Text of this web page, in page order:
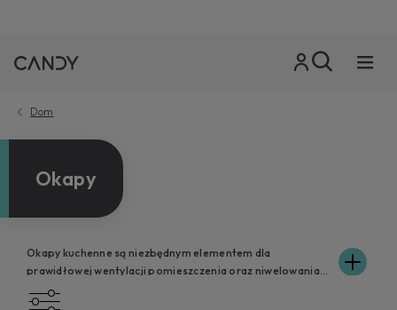
Dom
Okapy
Okapy kuchenne są niezbędnym elementem dla
prawidłowej wentylacji pomieszczenia oraz niwelowania
zapachów powstających podczas przygotowywania
posiłków. Candy oferuje wiele funkcjonalnych i wydajnych